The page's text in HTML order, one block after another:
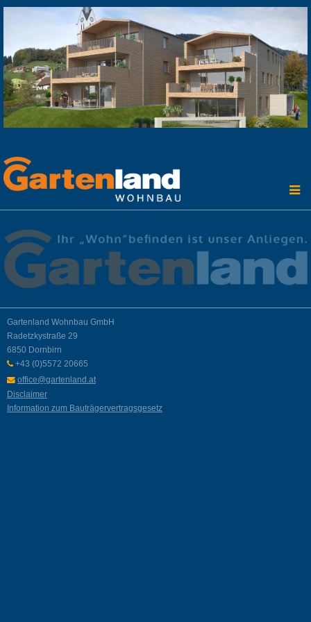
Gartenland Wohnbau GmbH
Radetzkystraße 29
6850 Dornbirn
+43 (0)5572 20665
office@gartenland.at
Disclaimer
Information zum Bauträgervertragsgesetz